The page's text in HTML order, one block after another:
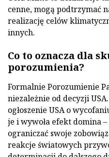
cenne, mogą podtrzymać
realizację celów
innych.
Co to oznacza dla
porozumienia?
Formalnie Porozumienie
niezależnie od decyzji
ogłoszenie USA o
je i wywoła efekt domina
ograniczać swoje
reakcje światowych